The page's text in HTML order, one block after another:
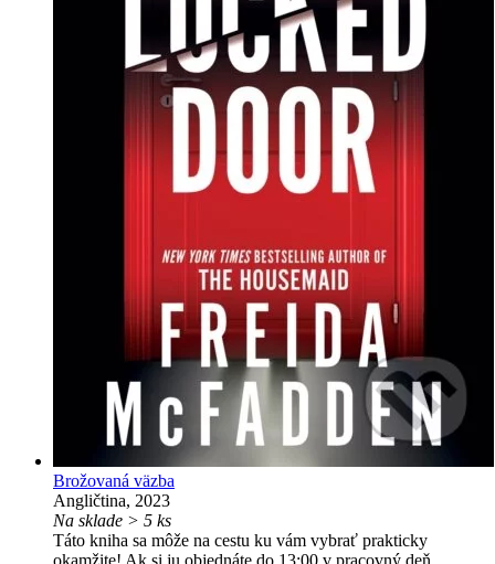
Brožovaná väzba
Angličtina, 2023
Na sklade > 5 ks
Táto kniha sa môže na cestu ku vám vybrať prakticky
okamžite! Ak si ju objednáte do 13:00 v pracovný deň,